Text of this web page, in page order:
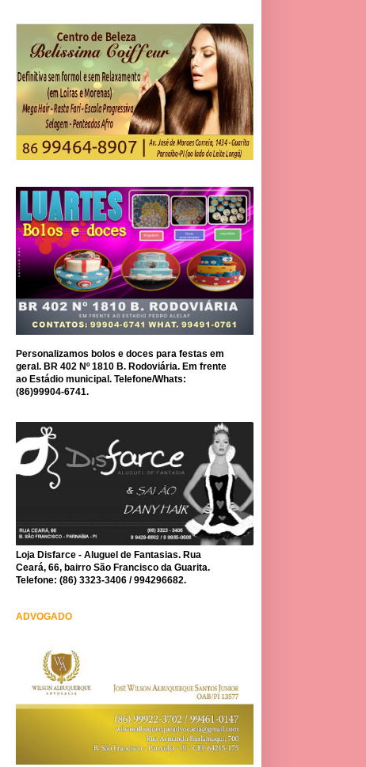
Personalizamos bolos e doces para festas em
geral. BR 402 Nº 1810 B. Rodoviária. Em frente
ao Estádio municipal. Telefone/Whats:
(86)99904-6741.
Loja Disfarce - Aluguel de Fantasias. Rua
Ceará, 66, bairro São Francisco da Guarita.
Telefone: (86) 3323-3406 / 994296682.
ADVOGADO